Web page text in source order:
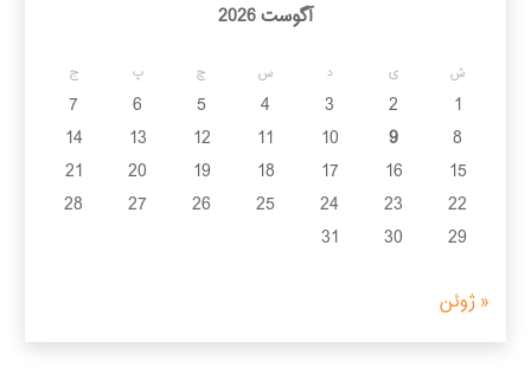
آگوست 2026
ش ی د س چ پ ج
1
2
3
4
5
6
7
8
9
10
11
12
13
14
15
16
17
18
19
20
21
22
23
24
25
26
27
28
29
30
31
« ژوئن